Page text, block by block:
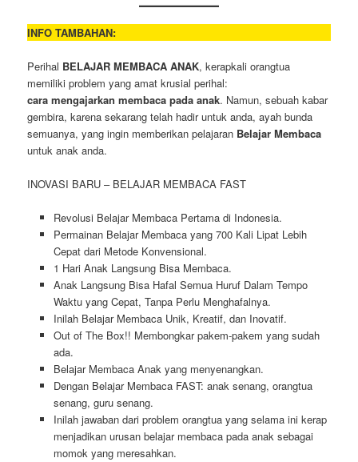
INFO TAMBAHAN:
Perihal BELAJAR MEMBACA ANAK, kerapkali orangtua
memiliki problem yang amat krusial perihal:
cara mengajarkan membaca pada anak. Namun, sebuah kabar
gembira, karena sekarang telah hadir untuk anda, ayah bunda
semuanya, yang ingin memberikan pelajaran Belajar Membaca
untuk anak anda.
INOVASI BARU – BELAJAR MEMBACA FAST
Revolusi Belajar Membaca Pertama di Indonesia.
Permainan Belajar Membaca yang 700 Kali Lipat Lebih
Cepat dari Metode Konvensional.
1 Hari Anak Langsung Bisa Membaca.
Anak Langsung Bisa Hafal Semua Huruf Dalam Tempo
Waktu yang Cepat, Tanpa Perlu Menghafalnya.
Inilah Belajar Membaca Unik, Kreatif, dan Inovatif.
Out of The Box!! Membongkar pakem-pakem yang sudah
ada.
Belajar Membaca Anak yang menyenangkan.
Dengan Belajar Membaca FAST: anak senang, orangtua
senang, guru senang.
Inilah jawaban dari problem orangtua yang selama ini kerap
menjadikan urusan belajar membaca pada anak sebagai
momok yang meresahkan.